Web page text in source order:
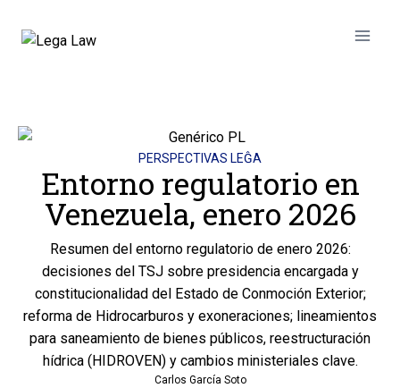
PERSPECTIVAS LEĜA
Entorno regulatorio en
Venezuela, enero 2026
Resumen del entorno regulatorio de enero 2026:
decisiones del TSJ sobre presidencia encargada y
constitucionalidad del Estado de Conmoción Exterior;
reforma de Hidrocarburos y exoneraciones; lineamientos
para saneamiento de bienes públicos, reestructuración
hídrica (HIDROVEN) y cambios ministeriales clave.
Carlos García Soto